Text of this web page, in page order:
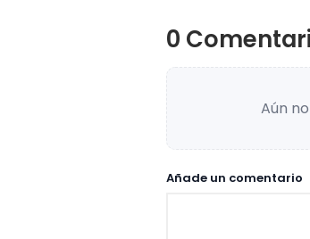
0
Aún
Añade un comentario